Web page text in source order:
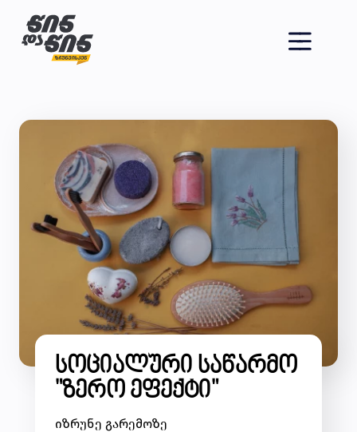
სოციალური საწარმო
"ზერო ეფექტი"
იზრუნე გარემოზე